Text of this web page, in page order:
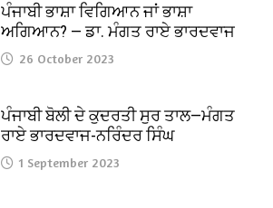
ਪੰਜਾਬੀ ਭਾਸ਼ਾ ਵਿਗਿਆਨ ਜਾਂ ਭਾਸ਼ਾ
ਅਗਿਆਨ? — ਡਾ. ਮੰਗਤ ਰਾਏ ਭਾਰਦਵਾਜ
26 October 2023
ਪੰਜਾਬੀ ਬੋਲੀ ਦੇ ਕੁਦਰਤੀ ਸੁਰ ਤਾਲ—ਮੰਗਤ
ਰਾਏ ਭਾਰਦਵਾਜ-ਨਰਿੰਦਰ ਸਿੰਘ
1 September 2023